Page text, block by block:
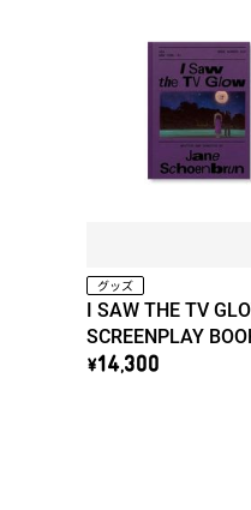
グッズ
I SAW THE TV
SCREENPLAY
Jane Schoenbrun
\14,300